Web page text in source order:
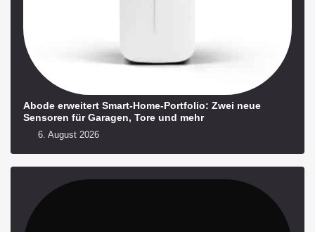
Abode erweitert Smart-Home-Portfolio: Zwei neue
Sensoren für Garagen, Tore und mehr
6. August 2026